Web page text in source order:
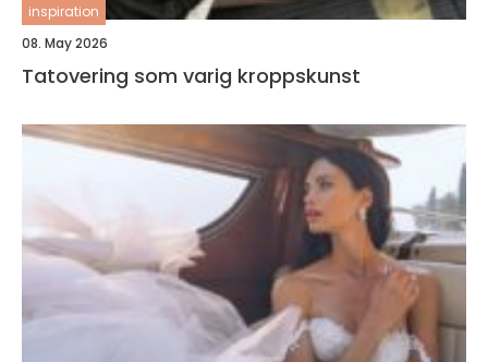
inspiration
08. May 2026
Tatovering som varig kroppskunst